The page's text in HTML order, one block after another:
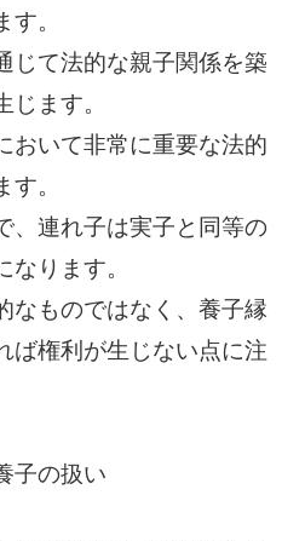
。
じて法的な親子関係を築
ます。
おいて非常に重要な法的
。
、連れ子は実子と同等の
ります。
なものではなく、養子縁
ば権利が生じない点に注
子の扱い